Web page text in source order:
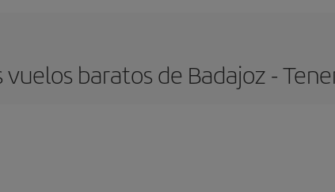
baratos de Badajoz -